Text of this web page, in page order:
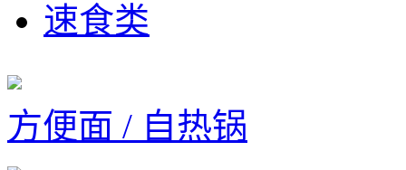
速食类
方便面 / 自热锅